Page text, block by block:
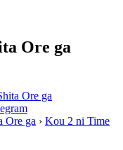
Ore ga
Ore ga
Ore ga › Kou 2 ni Time